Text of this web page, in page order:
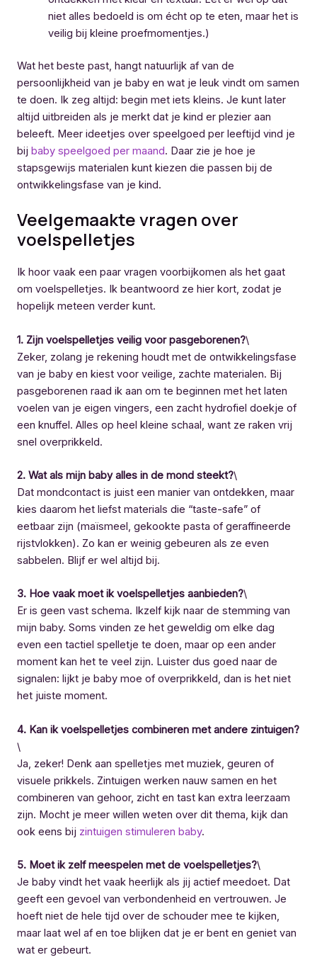
niet alles bedoeld is om écht op te eten, maar het is
veilig bij kleine proefmomentjes.)
Wat het beste past, hangt natuurlijk af van de
persoonlijkheid van je baby en wat je leuk vindt om samen
te doen. Ik zeg altijd: begin met iets kleins. Je kunt later
altijd uitbreiden als je merkt dat je kind er plezier aan
beleeft. Meer ideetjes over speelgoed per leeftijd vind je
bij baby speelgoed per maand. Daar zie je hoe je
stapsgewijs materialen kunt kiezen die passen bij de
ontwikkelingsfase van je kind.
Veelgemaakte vragen over
voelspelletjes
Ik hoor vaak een paar vragen voorbijkomen als het gaat
om voelspelletjes. Ik beantwoord ze hier kort, zodat je
hopelijk meteen verder kunt.
1. Zijn voelspelletjes veilig voor pasgeborenen?\
Zeker, zolang je rekening houdt met de ontwikkelingsfase
van je baby en kiest voor veilige, zachte materialen. Bij
pasgeborenen raad ik aan om te beginnen met het laten
voelen van je eigen vingers, een zacht hydrofiel doekje of
een knuffel. Alles op heel kleine schaal, want ze raken vrij
snel overprikkeld.
2. Wat als mijn baby alles in de mond steekt?\
Dat mondcontact is juist een manier van ontdekken, maar
kies daarom het liefst materials die “taste-safe” of
eetbaar zijn (maïsmeel, gekookte pasta of geraffineerde
rijstvlokken). Zo kan er weinig gebeuren als ze even
sabbelen. Blijf er wel altijd bij.
3. Hoe vaak moet ik voelspelletjes aanbieden?\
Er is geen vast schema. Ikzelf kijk naar de stemming van
mijn baby. Soms vinden ze het geweldig om elke dag
even een tactiel spelletje te doen, maar op een ander
moment kan het te veel zijn. Luister dus goed naar de
signalen: lijkt je baby moe of overprikkeld, dan is het niet
het juiste moment.
4. Kan ik voelspelletjes combineren met andere zintuigen?
\
Ja, zeker! Denk aan spelletjes met muziek, geuren of
visuele prikkels. Zintuigen werken nauw samen en het
combineren van gehoor, zicht en tast kan extra leerzaam
zijn. Mocht je meer willen weten over dit thema, kijk dan
ook eens bij zintuigen stimuleren baby.
5. Moet ik zelf meespelen met de voelspelletjes?\
Je baby vindt het vaak heerlijk als jij actief meedoet. Dat
geeft een gevoel van verbondenheid en vertrouwen. Je
hoeft niet de hele tijd over de schouder mee te kijken,
maar laat wel af en toe blijken dat je er bent en geniet van
wat er gebeurt.